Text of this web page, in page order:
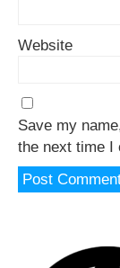
Website
Save my
the next time I